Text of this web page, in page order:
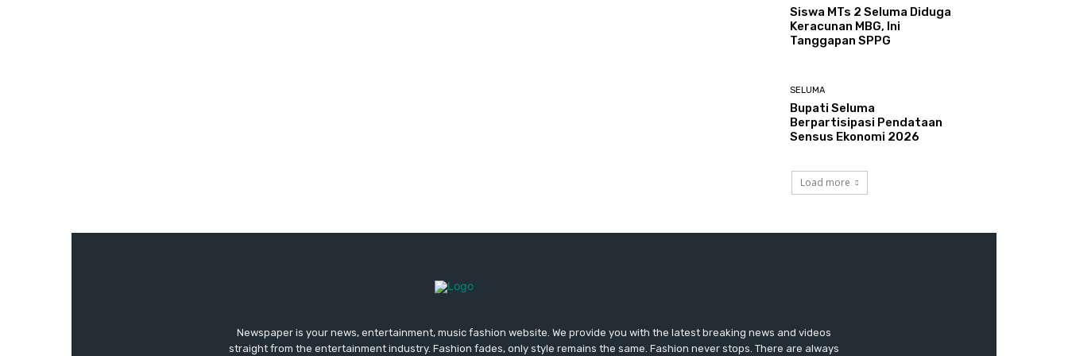
Siswa MTs 2 Seluma Diduga
Keracunan MBG, Ini
Tanggapan SPPG
SELUMA
Bupati Seluma
Berpartisipasi Pendataan
Sensus Ekonomi 2026
Load more
Newspaper is your news, entertainment, music fashion website. We provide you with the latest breaking news and videos
straight from the entertainment industry. Fashion fades, only style remains the same. Fashion never stops. There are always